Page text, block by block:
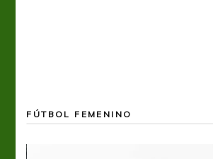
FÚTBOL FEMENINO